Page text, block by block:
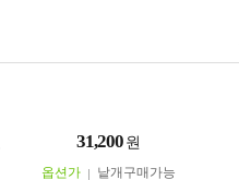
31,200 원
옵션가
낱개구매가능